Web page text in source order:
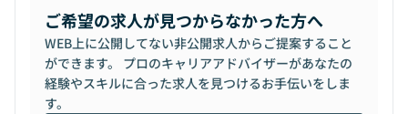
ご希望の求人が見つからなかった方へ
WEB上に公開してない非公開求人からご提案すること
ができます。 プロのキャリアアドバイザーがあなたの
経験やスキルに合った求人を見つけるお手伝いをしま
す。